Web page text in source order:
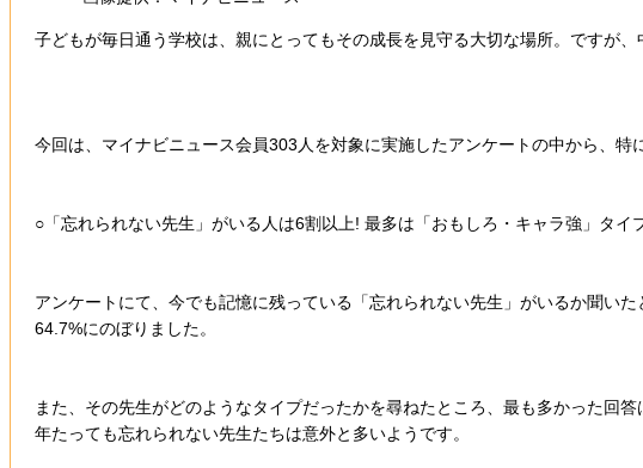
子どもが毎日通う学校は、親にとってもその成長を見守る大切な場所。ですが
今回は、マイナビニュース会員303人を対象に実施したアンケートの中から、
○「忘れられない先生」がいる人は6割以上! 最多は「おもしろ・キャラ強」タイ
アンケートにて、今でも記憶に残っている「忘れられない先生」がいるか聞い
64.7%にのぼりました。
また、その先生がどのようなタイプだったかを尋ねたところ、最も多かった回
年たっても忘れられない先生たちは意外と多いようです。